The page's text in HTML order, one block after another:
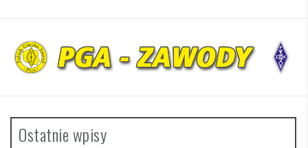
Ostatnie wpisy